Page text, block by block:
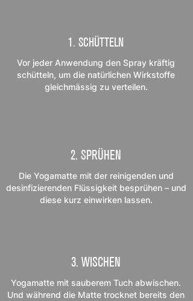
1. SCHÜTTELN
Vor jeder Anwendung den Spray kräftig
schütteln, um die natürlichen Wirkstoffe
gleichmässig zu verteilen.
2. SPRÜHEN
Die Yogamatte mit der reinigenden und
desinfizierenden Flüssigkeit besprühen – und
diese kurz einwirken lassen.
3. WISCHEN
Yogamatte mit sauberem Tuch abwischen.
Und während die Matte trocknet bereits den